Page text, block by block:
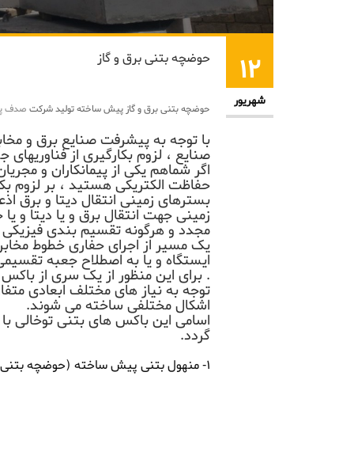
۱۲
شهریور
حوضچه بتنی برق و گاز
حوضچه بتنی برق و گاز پیش ساخته تولید شرکت صدف
با توجه به پیشرفت صنایع برق و
صنایع ، لزوم بکارگیری از
اگر شماهم یکی از پیمانکاران و
حفاظت الکتریکی هستید ، بر لزوم
بسترهای زمینی انتقال دیتا و برق
زمینی جهت انتقال برق و یا دیتا و
مجدد و هرگونه تقسیم بندی
یک مسیر از اجرای حفاری خطوط
ایستگاه و یا به اصطلاح جعبه
. برای این منظور از یک سری از
توجه به نیاز های مختلف ابعادی
اشکال مختلفی ساخته می شوند.
اسامی این باکس های بتنی توخالی
گردد.
۱- منهول بتنی پیش ساخته (حوضچه بتنی)